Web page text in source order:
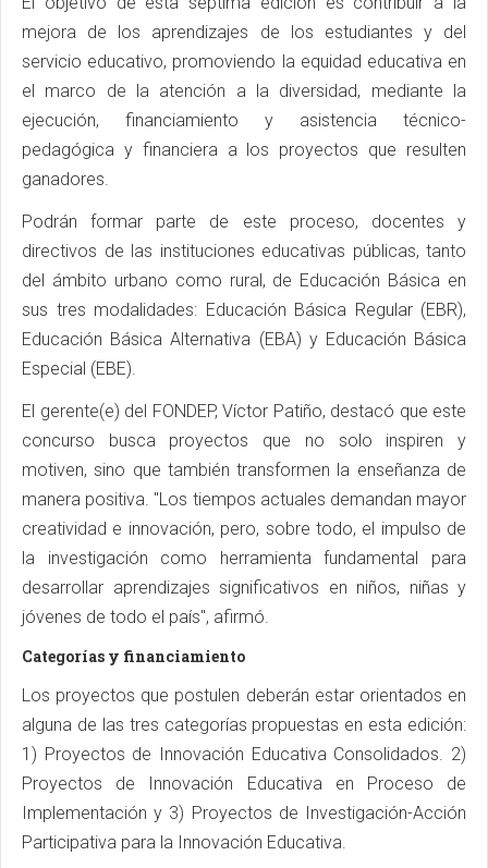
mejora de los aprendizajes de los estudiantes y del
servicio educativo, promoviendo la equidad educativa en
el marco de la atención a la diversidad, mediante la
ejecución, financiamiento y asistencia técnico-
pedagógica y financiera a los proyectos que resulten
ganadores.
Podrán formar parte de este proceso, docentes y
directivos de las instituciones educativas públicas, tanto
del ámbito urbano como rural, de Educación Básica en
sus tres modalidades: Educación Básica Regular (EBR),
Educación Básica Alternativa (EBA) y Educación Básica
Especial (EBE).
El gerente(e) del FONDEP, Víctor Patiño, destacó que este
concurso busca proyectos que no solo inspiren y
motiven, sino que también transformen la enseñanza de
manera positiva. "Los tiempos actuales demandan mayor
creatividad e innovación, pero, sobre todo, el impulso de
la investigación como herramienta fundamental para
desarrollar aprendizajes significativos en niños, niñas y
jóvenes de todo el país", afirmó.
Categorías y financiamiento
Los proyectos que postulen deberán estar orientados en
alguna de las tres categorías propuestas en esta edición:
1) Proyectos de Innovación Educativa Consolidados. 2)
Proyectos de Innovación Educativa en Proceso de
Implementación y 3) Proyectos de Investigación-Acción
Participativa para la Innovación Educativa.